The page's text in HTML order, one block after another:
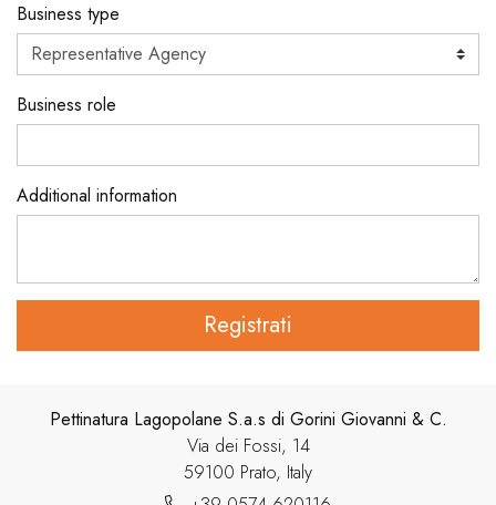
Business type
Business role
Additional information
Registrati
Pettinatura Lagopolane S.a.s di Gorini Giovanni & C.
Via dei Fossi, 14
59100 Prato, Italy